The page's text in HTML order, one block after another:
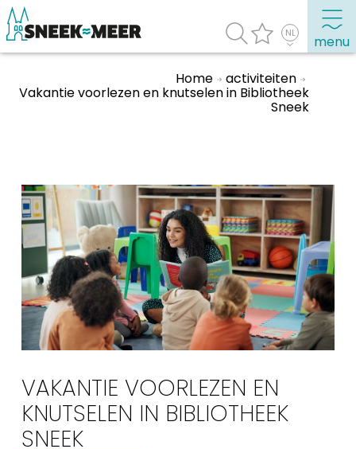
menu
Toeristische informatie
Bezienswaardigheden
Winkelen, uitgaan en doen
Eten, drinken & uitgaan
Watersport
Overnachten
En meer
Arrangementen
Home activiteiten
Vakantie voorlezen en knutselen in Bibliotheek
Sneek
VAKANTIE VOORLEZEN EN
KNUTSELEN IN BIBLIOTHEEK
SNEEK